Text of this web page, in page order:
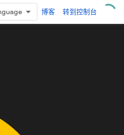
博客 转到控制台